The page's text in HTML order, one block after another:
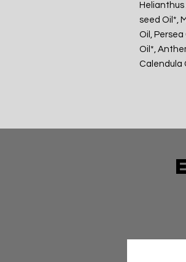
Helianthus
seed Oil*,
Oil,
Oil*,
Calendula